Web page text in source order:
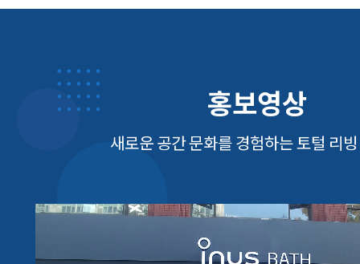
홍보영상
새로운 공간 문화를 경험하는 토털 리